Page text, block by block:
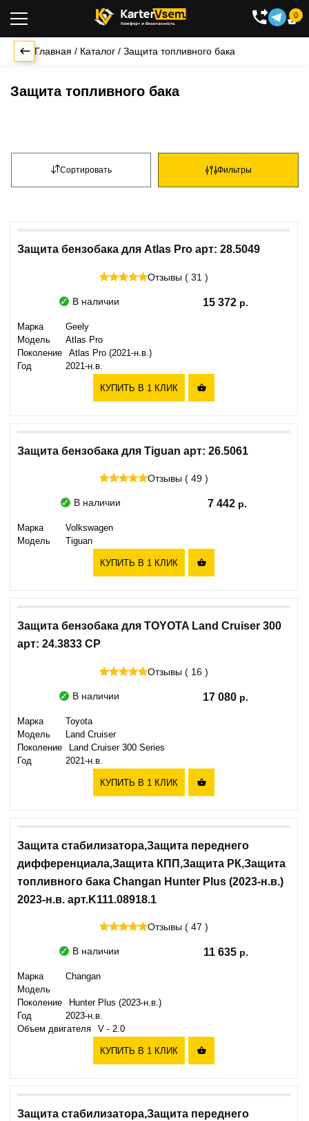

0
Главная / Каталог / Защита топливного бака
Защита топливного бака
Фильтры
Сортировать
Защита бензобака для Atlas Pro арт: 28.5049
Отзывы ( 31 )
В наличии 15 372
Марка
Geely
Модель
Atlas Pro
Поколение
Atlas Pro (2021-н.в.)
Год
2021-н.в.
КУПИТЬ В 1 КЛИК 
Защита бензобака для Tiguan арт: 26.5061
Отзывы ( 49 )
В наличии 7 442
Марка
Volkswagen
Модель
Tiguan
КУПИТЬ В 1 КЛИК 
Защита бензобака для TOYOTA Land Cruiser 300
арт: 24.3833 CP
Отзывы ( 16 )
В наличии 17 080
Марка
Toyota
Модель
Land Cruiser
Поколение
Land Cruiser 300 Series
Год
2021-н.в.
КУПИТЬ В 1 КЛИК 
Защита стабилизатора,Защита переднего
дифференциала,Защита КПП,Защита РК,Защита
топливного бака Changan Hunter Plus (2023-н.в.)
2023-н.в. арт.K111.08918.1
Отзывы ( 47 )
В наличии 11 635
Марка
Changan
Модель
Поколение
Hunter Plus (2023-н.в.)
Год
2023-н.в.
Объем двигателя
V - 2.0
КУПИТЬ В 1 КЛИК 
Защита стабилизатора,Защита переднего